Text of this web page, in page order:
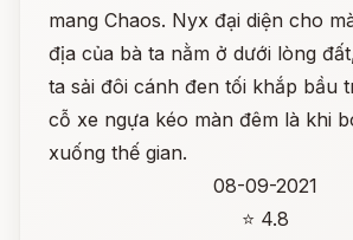
mang Chaos. Nyx đại diện cho
địa của bà ta nằm ở dưới lòng
ta sải đôi cánh đen tối khắp bầu
cỗ xe ngựa kéo màn đêm là khi
xuống thế gian.
08-09-2021
⭐ 4.8